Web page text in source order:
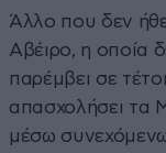
Άλλο που δεν
Αβέιρο, η οποία
παρέμβει σε
απασχολήσει τα
μέσω